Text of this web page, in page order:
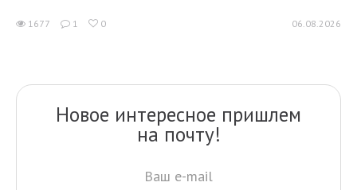
1677 1 0 06.08.2026
Новое интересное пришлем
на почту!